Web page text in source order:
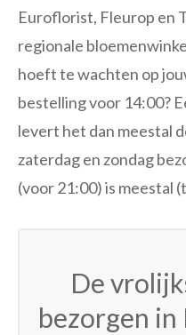
Euroflorist, Fleurop en
regionale
hoeft te wachten op
bestelling voor 14:00?
levert het dan meestal
zaterdag en zondag
(voor 21:00) is meestal
De
bezorgen